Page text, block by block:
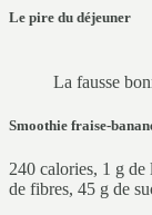
Le pire du déjeuner
La fausse
Smoothie fraise-
240 calories, 1 g
de fibres, 45 g de